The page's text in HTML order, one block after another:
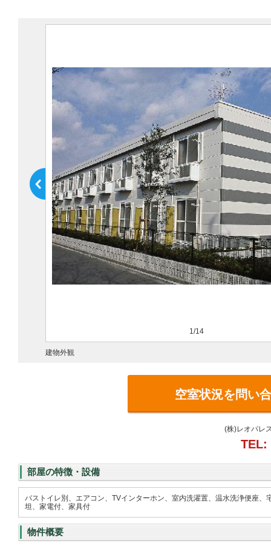
1/14
建物外観
空室状況を問い
(株)レオパレ
TEL:
部屋の特徴・設備
バストイレ別、エアコン、TVインターホン、室内洗濯置、温水洗浄便座
坦、家電付、家具付
物件概要